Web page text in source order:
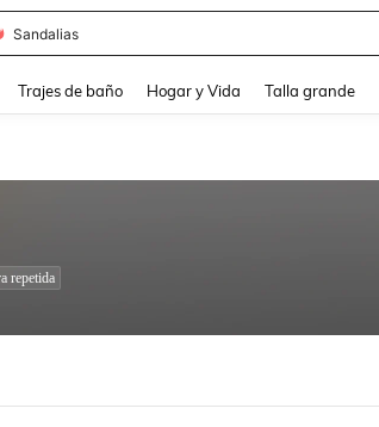
Tops
Trajes de baño Hogar y Vida Talla grande
repetida